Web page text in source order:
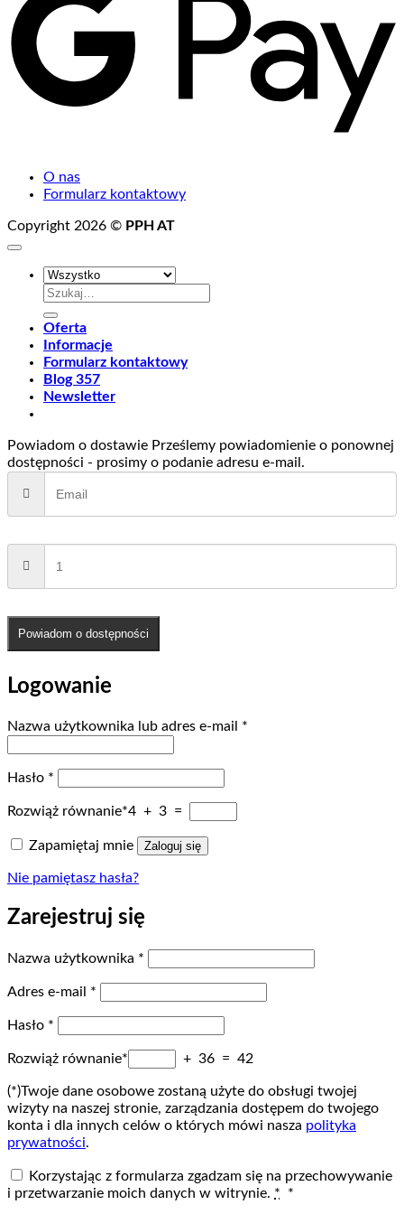
O nas
Formularz kontaktowy
Copyright 2026 © PPH AT
Szukaj:
Oferta
Informacje
Formularz kontaktowy
Blog 357
Newsletter
Powiadom o dostawie Prześlemy powiadomienie o ponownej
dostępności - prosimy o podanie adresu e-mail.
Powiadom o dostępności
Logowanie
Nazwa użytkownika lub adres e-mail *
Hasło *
Rozwiąż równanie*4 + 3 =
Zapamiętaj mnie Zaloguj się
Nie pamiętasz hasła?
Zarejestruj się
Nazwa użytkownika *
Adres e-mail *
Hasło *
Rozwiąż równanie* + 36 = 42
(*)Twoje dane osobowe zostaną użyte do obsługi twojej
wizyty na naszej stronie, zarządzania dostępem do twojego
konta i dla innych celów o których mówi nasza polityka
prywatności.
Korzystając z formularza zgadzam się na przechowywanie
i przetwarzanie moich danych w witrynie. * *